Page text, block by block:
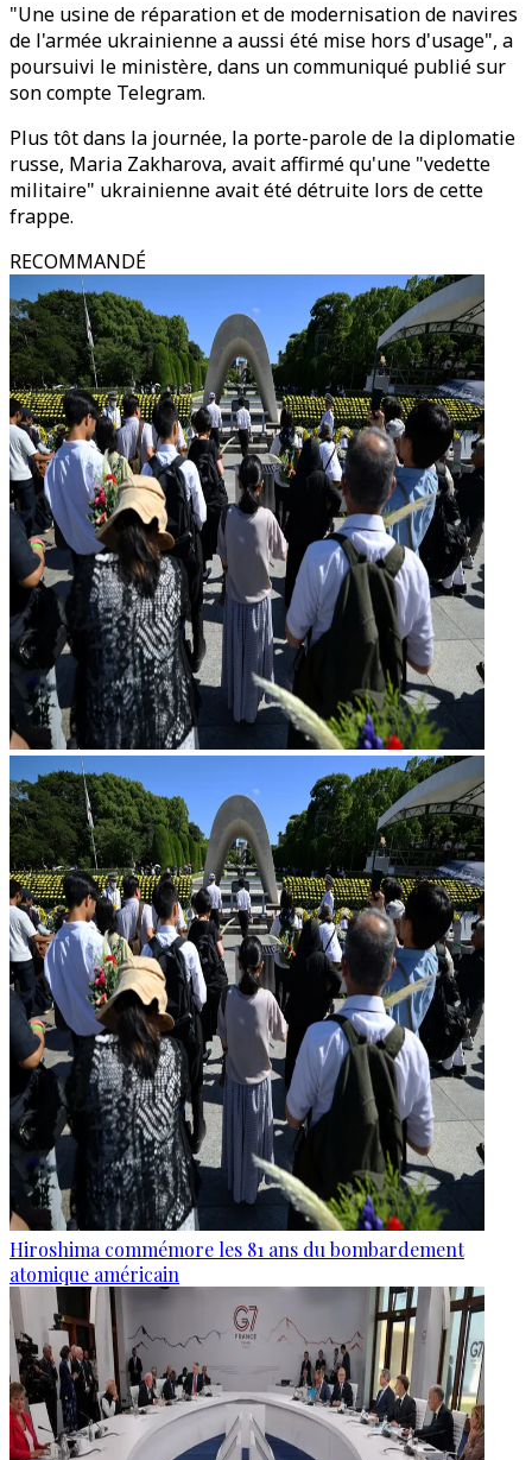
"Une usine de réparation et de modernisation de navires
de l'armée ukrainienne a aussi été mise hors d'usage", a
poursuivi le ministère, dans un communiqué publié sur
son compte Telegram.
Plus tôt dans la journée, la porte-parole de la diplomatie
russe, Maria Zakharova, avait affirmé qu'une "vedette
militaire" ukrainienne avait été détruite lors de cette
frappe.
RECOMMANDÉ
Hiroshima commémore les 81 ans du bombardement
atomique américain